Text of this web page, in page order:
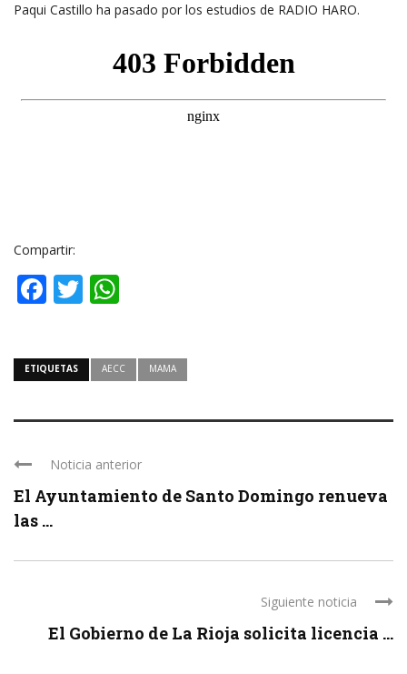
Paqui Castillo ha pasado por los estudios de RADIO HARO.
Compartir:
Facebook
Twitter
ETIQUETAS AECC MAMA
Noticia anterior
El Ayuntamiento de Santo Domingo renueva
las ...
Siguiente noticia
El Gobierno de La Rioja solicita licencia ...